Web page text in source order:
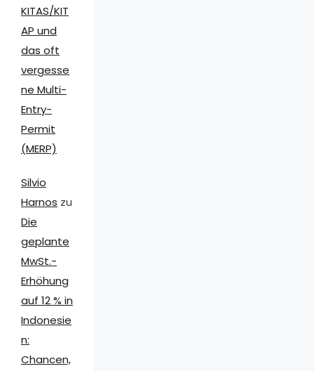
KITAS/KIT
AP und
das oft
vergesse
ne Multi-
Entry-
Permit
(MERP)
Silvio
Harnos zu
Die
geplante
MwSt.-
Erhöhung
auf 12 % in
Indonesie
n:
Chancen,